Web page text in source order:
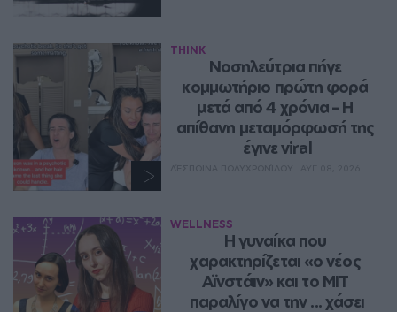
THINK
Νοσηλεύτρια πήγε
κομμωτήριο πρώτη φορά
μετά από 4 χρόνια – Η
απίθανη μεταμόρφωσή της
έγινε viral
WELLNESS
Η γυναίκα που
χαρακτηρίζεται «ο νέος
Αϊνστάιν» και το MIT
παραλίγο να την ... χάσει